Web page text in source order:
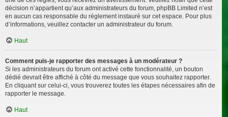
décision n’appartient qu’aux administrateurs du forum, phpBB Limited n’est
en aucun cas responsable du règlement instauré sur cet espace. Pour plus
d’informations, veuillez contacter un administrateur du forum.
Haut
Comment puis-je rapporter des messages à un modérateur ?
Si les administrateurs du forum ont activé cette fonctionnalité, un bouton
dédié devrait être affiché à côté du message que vous souhaitez rapporter.
En cliquant sur celui-ci, vous trouverez toutes les étapes nécessaires afin de
rapporter le message.
Haut